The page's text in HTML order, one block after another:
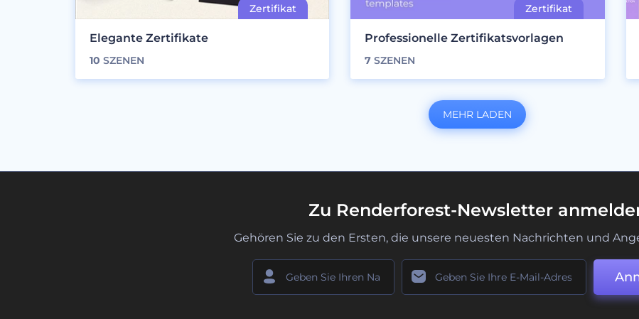
Elegante Zertifikate
10 SZENEN
Professionelle Zertifikatsvorlagen
7 SZENEN
MEHR LADEN
Zu Renderforest-Newsletter
Gehören Sie zu den Ersten, die unsere neuesten Nachrichten und